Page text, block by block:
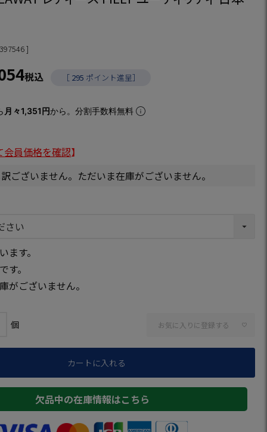
税込 ［ 295 ポイント進呈］
月々1,351円から。分割手数料無料
会員価格を確認】
ございません。ただいま在庫がございません。
ます。
す。
がございません。
お気に入りに登録する
カートに入れる
欠品中の在庫情報はこちら